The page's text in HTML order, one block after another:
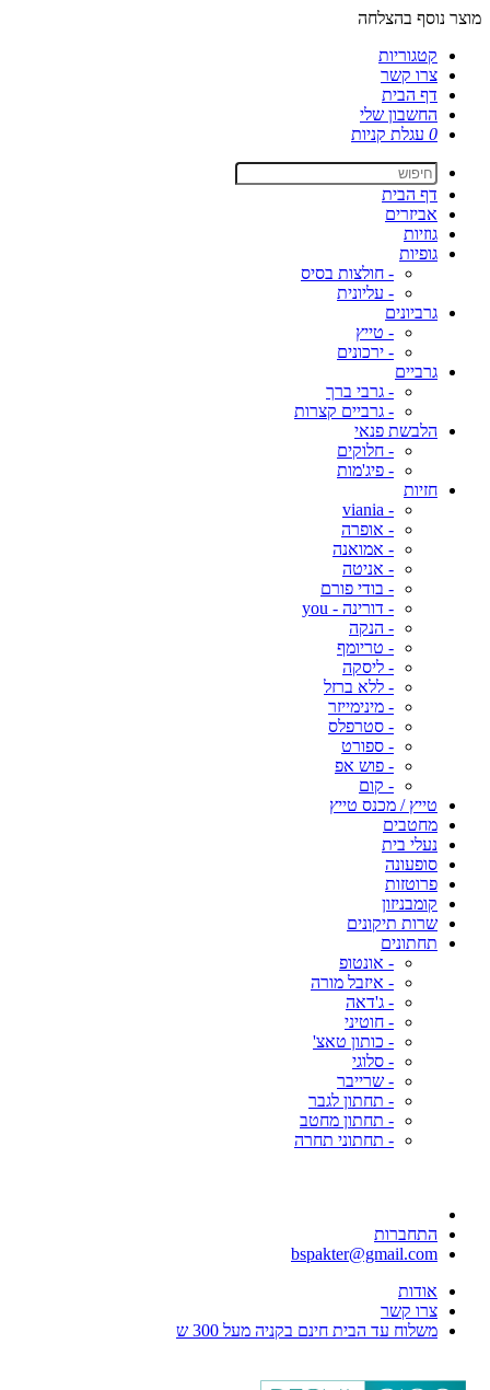
מוצר נוסף בהצלחה
קטגוריות
צרו קשר
דף הבית
החשבון שלי
0 עגלת קניות
דף הבית
אביזרים
גוזיות
גופיות
- חולצות בסיס
- עליונית
גרביונים
- טייץ
- ירכונים
גרביים
- גרבי ברך
- גרביים קצרות
הלבשת פנאי
- חלוקים
- פיג'מות
חזיות
- viania
- אופרה
- אמואנה
- אניטה
- בודי פורם
- דורינה - you
- הנקה
- טריומף
- ליסקה
- ללא ברזל
- מינימייזר
- סטרפלס
- ספורט
- פוש אפ
- קום
טייץ / מכנס טייץ
מחטבים
נעלי בית
סופעונה
פרוטזות
קומבניזון
שרות תיקונים
תחתונים
- אונטופ
- איזבל מורה
- ג'דאה
- חוטיני
- כותון טאצ'
- סלוגי
- שרייבר
- תחתון לגבר
- תחתון מחטב
- תחתוני תחרה
התחברות
bspakter@gmail.com
אודות
צרו קשר
משלוח עד הבית חינם בקניה מעל 300 ש